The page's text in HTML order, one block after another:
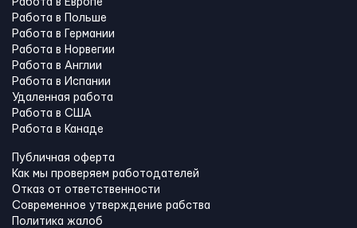
Работа в Европе
Работа в Польше
Работа в Германии
Работа в Норвегии
Работа в Англии
Работа в Испании
Удаленная работа
Работа в США
Работа в Канадe
Публичная оферта
Как мы проверяем работодателей
Отказ от ответственности
Современное утверждение рабства
Политика жалоб